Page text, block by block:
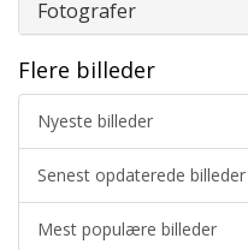
Fotografer
Flere billeder
Nyeste billeder
Senest opdaterede billeder
Mest populære billeder